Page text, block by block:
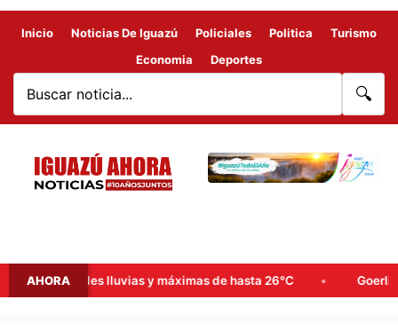
Inicio Noticias De Iguazú Policiales Politica
Turismo
Economia
Deportes
🔍
AHORAlluvias y máximas de hasta 26°C Goerling,